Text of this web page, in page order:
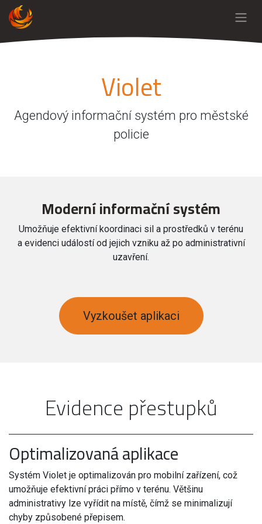
Violet
Agendový informační systém pro městské
policie​
Moderní informační systém
Umožňuje efektivní koordinaci sil a prostředků v terénu
a evidenci událostí od jejich vzniku až po administrativní
uzavření.
Vyzkoušet aplikaci
Evidence přestupků
Optimalizovaná aplikace
Systém Violet je optimalizován pro mobilní zařízení, což
umožňuje efektivní práci přímo v terénu. Většinu
administrativy lze vyřídit na místě, čímž se minimalizují
chyby způsobené přepisem.